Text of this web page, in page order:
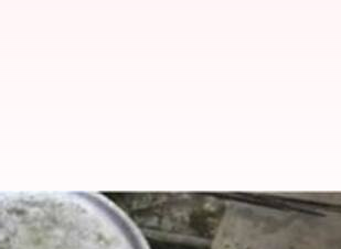
खौलती सब्जी में गिरने से